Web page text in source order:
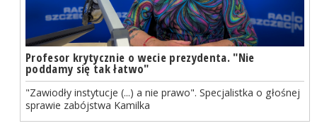
Profesor krytycznie o wecie prezydenta. "Nie
poddamy się tak łatwo"
"Zawiodły instytucje (...) a nie prawo". Specjalistka o głośnej
sprawie zabójstwa Kamilka